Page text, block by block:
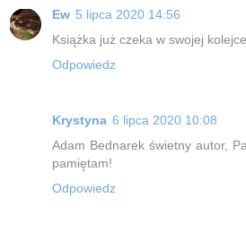
Ew 5 lipca 2020 14:56
Książka już czeka w swojej
Odpowiedz
Krystyna 6 lipca 2020 10:08
Adam Bednarek świetny autor,
pamiętam!
Odpowiedz